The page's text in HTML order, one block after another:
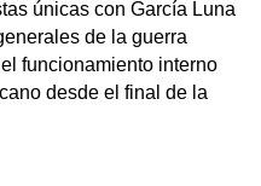
únicas con García Luna
de la guerra
funcionamiento interno
desde el final de la